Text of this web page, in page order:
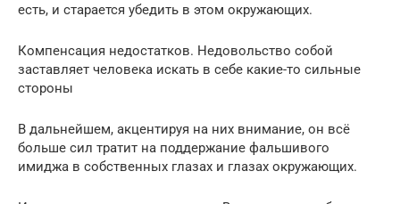
есть, и старается убедить в этом окружающих.
Компенсация недостатков. Недовольство собой
заставляет человека искать в себе какие-то сильные
стороны
В дальнейшем, акцентируя на них внимание, он всё
больше сил тратит на поддержание фальшивого
имиджа в собственных глазах и глазах окружающих.